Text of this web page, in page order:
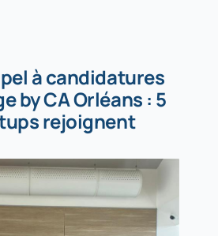
à candidatures
by CA Orléans : 5
rejoignent